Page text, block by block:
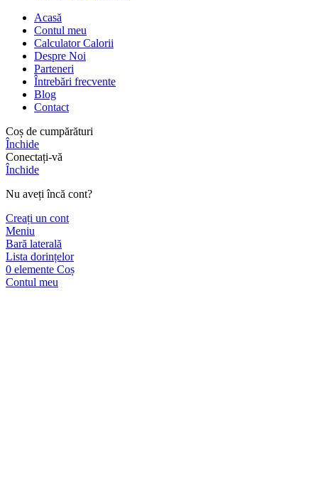
Acasă
Contul meu
Calculator Calorii
Despre Noi
Parteneri
Întrebări frecvente
Blog
Contact
Coș de cumpărături
Închide
Conectați-vă
Închide
Nu aveți încă cont?
Creați un cont
Meniu
Bară laterală
Lista dorințelor
0 elemente Coș
Contul meu